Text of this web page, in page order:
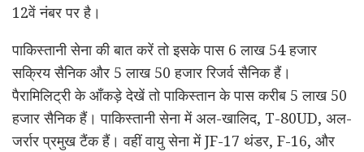
12वें नंबर पर है।
पाकिस्तानी सेना की बात करें तो इसके पास 6 लाख 54 हजार
सक्रिय सैनिक और 5 लाख 50 हजार रिजर्व सैनिक हैं।
पैरामिलिट्री के आँकड़े देखें तो पाकिस्तान के पास करीब 5 लाख 50
हजार सैनिक हैं। पाकिस्तानी सेना में अल-खालिद, T-80UD, अल-
जर्रार प्रमुख टैंक हैं। वहीं वायु सेना में JF-17 थंडर, F-16, और